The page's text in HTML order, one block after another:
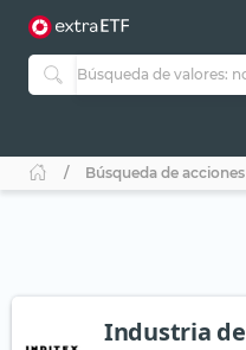
Búsqueda de acciones
Industria de